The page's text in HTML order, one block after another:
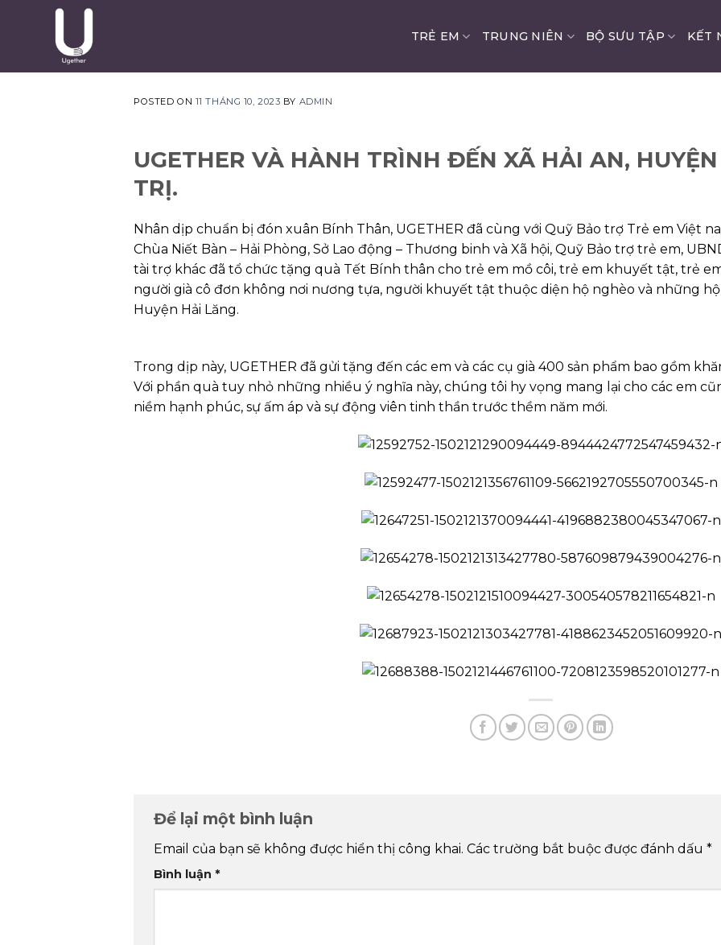
TRẺ EM TRUNG NIÊN BỘ SƯU TẬP KẾT
POSTED ON 11 THÁNG 10, 2023 BY ADMIN
UGETHER VÀ HÀNH TRÌNH ĐẾN XÃ HẢI AN,
TRỊ.
Nhân dịp chuẩn bị đón xuân Bính Thân, UGETHER đã cùng với Quỹ Bảo trợ Trẻ em Việt
Chùa Niết Bàn – Hải Phòng, Sở Lao động – Thương binh và Xã hội, Quỹ Bảo trợ trẻ em,
tài trợ khác đã tổ chức tặng quà Tết Bính thân cho trẻ em mồ côi, trẻ em khuyết tật, trẻ
người già cô đơn không nơi nương tựa, người khuyết tật thuộc diện hộ nghèo và những hộ
Huyện Hải Lăng.
Trong dịp này, UGETHER đã gửi tặng đến các em và các cụ già 400 sản phẩm bao gồm
Với phần quà tuy nhỏ những nhiều ý nghĩa này, chúng tôi hy vọng mang lại cho các em
niềm hạnh phúc, sự ấm áp và sự động viên tinh thần trước thềm năm mới.
Để lại một bình luận
Email của bạn sẽ không được hiển thị công khai. Các trường bắt buộc được đánh dấu*
Bình luận*